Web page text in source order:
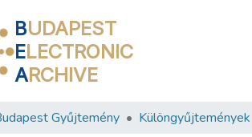
BUDAPEST
ELECTRONIC
ARCHIVE
Gyűjtemény Különgyűjtemények